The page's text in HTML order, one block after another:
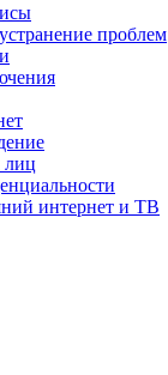
проблем
лиц
интернет и ТВ